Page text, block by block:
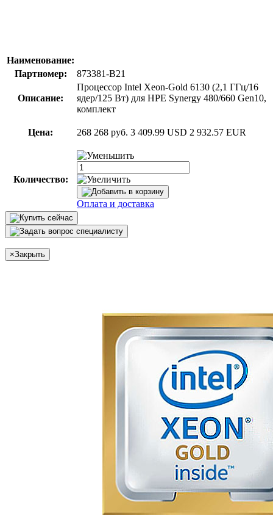
Наименование:
Партномер:
873381-B21
Описание:
Процессор Intel Xeon-Gold 6130 (2,1 ГГц/16
ядер/125 Вт) для HPE Synergy 480/660 Gen10,
комплект
Цена: 268 268 руб. 3 409.99 USD 2 932.57 EUR
Количество:
Оплата и доставка
×Закрыть